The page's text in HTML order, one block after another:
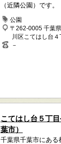
（近隣公園）です。
公園
〒262-0005 千葉
川区こてはし台４
－
こてはし台５丁
葉市）
千葉県千葉市にある